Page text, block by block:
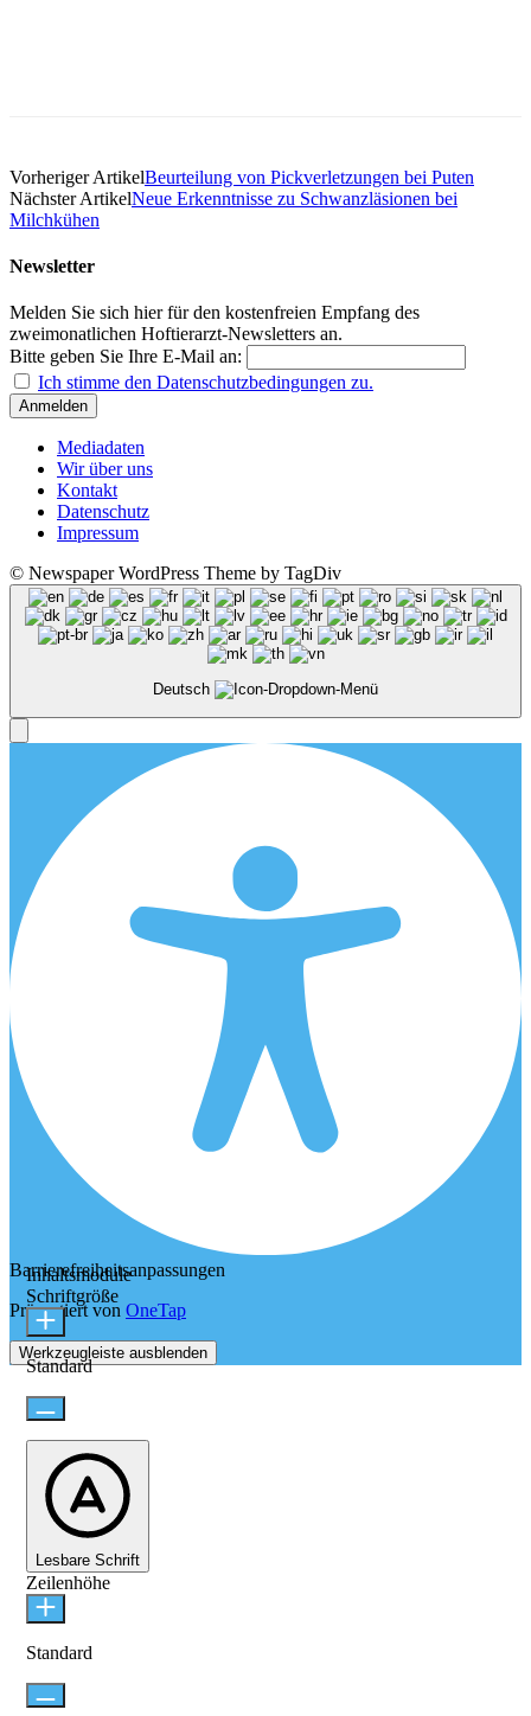
Vorheriger ArtikelBeurteilung von Pickverletzungen bei Puten
Nächster ArtikelNeue Erkenntnisse zu Schwanzläsionen bei
Milchkühen
Newsletter
Melden Sie sich hier für den kostenfreien Empfang des
zweimonatlichen Hoftierarzt-Newsletters an.
Bitte geben Sie Ihre E-Mail an:
Ich stimme den Datenschutzbedingungen zu.
Mediadaten
Wir über uns
Kontakt
Datenschutz
Impressum
© Newspaper WordPress Theme by TagDiv
Deutsch
Barrierefreiheitsanpassungen
Präsentiert von OneTap
Werkzeugleiste ausblenden
Inhaltsmodule
Schriftgröße
Standard
Lesbare Schrift
Zeilenhöhe
Standard